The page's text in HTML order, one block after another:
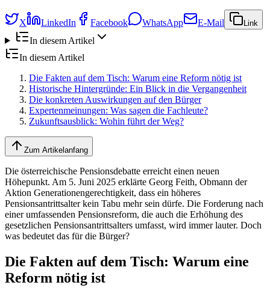
X LinkedIn Facebook WhatsApp E-Mail Link
In diesem Artikel
In diesem Artikel
Die Fakten auf dem Tisch: Warum eine Reform nötig ist
Historische Hintergründe: Ein Blick in die Vergangenheit
Die konkreten Auswirkungen auf den Bürger
Expertenmeinungen: Was sagen die Fachleute?
Zukunftsausblick: Wohin führt der Weg?
Zum Artikelanfang
Die österreichische Pensionsdebatte erreicht einen neuen
Höhepunkt. Am 5. Juni 2025 erklärte Georg Feith, Obmann der
Aktion Generationengerechtigkeit, dass ein höheres
Pensionsantrittsalter kein Tabu mehr sein dürfe. Die Forderung nach
einer umfassenden Pensionsreform, die auch die Erhöhung des
gesetzlichen Pensionsantrittsalters umfasst, wird immer lauter. Doch
was bedeutet das für die Bürger?
Die Fakten auf dem Tisch: Warum eine
Reform nötig ist